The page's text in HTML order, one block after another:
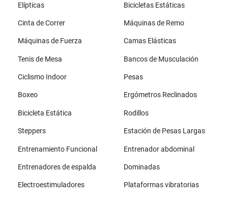
Elípticas
Bicicletas Estáticas
Cinta de Correr Máquinas de Remo
Máquinas de Fuerza Camas Elásticas
Tenis de Mesa Bancos de Musculación
Ciclismo Indoor Pesas
Boxeo Ergómetros Reclinados
Bicicleta Estática Rodillos
Steppers Estación de Pesas Largas
Entrenamiento Funcional Entrenador abdominal
Entrenadores de espalda Dominadas
Electroestimuladores Plataformas vibratorias